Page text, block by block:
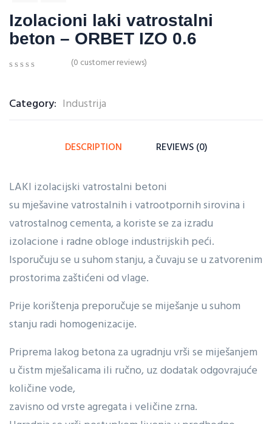
Izolacioni laki vatrostalni
beton – ORBET IZO 0.6
of
based
(0 customer reviews)
Category: Industrija
DESCRIPTION REVIEWS (0)
LAKI izolacijski vatrostalni betoni
su mješavine vatrostalnih i vatrootpornih sirovina i
vatrostalnog cementa, a koriste se za izradu
izolacione i radne obloge industrijskih peći.
Isporučuju se u suhom stanju, a čuvaju se u zatvorenim
prostorima zaštićeni od vlage.
Prije korištenja preporučuje se miješanje u suhom
stanju radi homogenizacije.
Priprema lakog betona za ugradnju vrši se miješanjem
u čistm mješalicama ili ručno, uz dodatak odgovrajuće
količine vode,
zavisno od vrste agregata i veličine zrna.